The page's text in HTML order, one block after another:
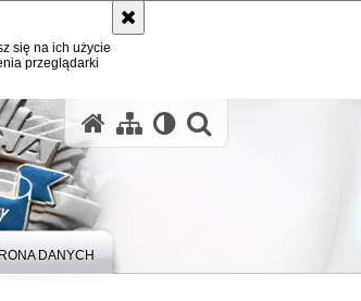
się na ich użycie
przeglądarki
DANYCH